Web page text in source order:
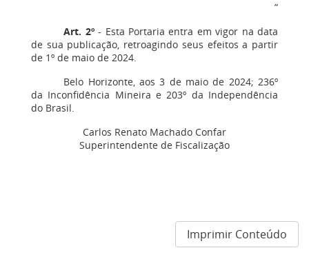
”
Art. 2º- Esta Portaria entra em vigor na data
de sua publicação, retroagindo seus efeitos a partir
de 1º de maio de 2024.
Belo Horizonte, aos 3 de maio de 2024; 236º
da Inconfidência Mineira e 203º da Independência
do Brasil.
Carlos Renato Machado Confar
Superintendente de Fiscalização
Imprimir Conteúdo